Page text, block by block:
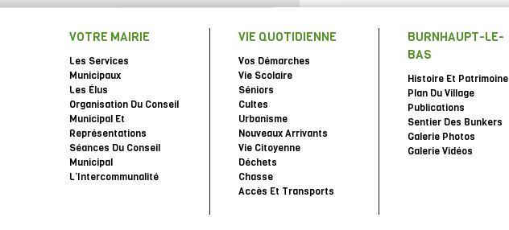
VOTRE MAIRIE
Les Services
Municipaux
Les Élus
Organisation Du Conseil
Municipal Et
Représentations
Séances Du Conseil
Municipal
L’Intercommunalité
VIE QUOTIDIENNE
Vos Démarches
Vie Scolaire
Séniors
Cultes
Urbanisme
Nouveaux Arrivants
Vie Citoyenne
Déchets
Chasse
Accès Et Transports
BURNHAUPT-LE-
BAS
Histoire Et Patrimoine
Plan Du Village
Publications
Sentier Des Bunkers
Galerie Photos
Galerie Vidéos